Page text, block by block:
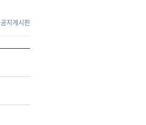
공지게시판